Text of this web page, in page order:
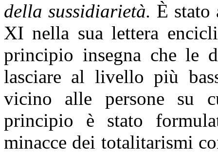
della sussidiarietà. È stato
XI nella sua lettera
principio insegna che le
lasciare al livello più
vicino alle persone su
principio è stato
minacce dei totalitarismi